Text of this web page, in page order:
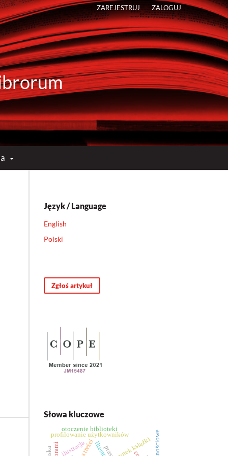
ZAREJESTRUJ ZALOGUJ
Język / Language
English
Polski
Zgłoś artykuł
Słowa kluczowe
rynek książki
profilowanie użytkowników
otoczenie biblioteki
ilustracja